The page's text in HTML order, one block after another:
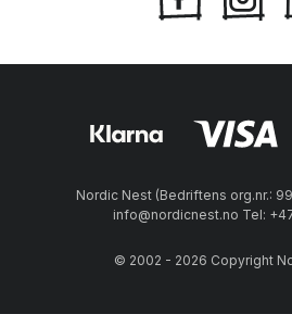
Nordic Nest (Bedriftens org.nr.:
info@nordicnest.no Tel:
© 2002 - 2026 Copyright